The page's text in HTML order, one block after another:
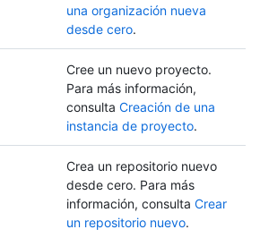
una organización nueva
desde cero.
Cree un nuevo proyecto.
Para más información,
consulta Creación de una
instancia de proyecto.
Crea un repositorio nuevo
desde cero. Para más
información, consulta Crear
un repositorio nuevo.